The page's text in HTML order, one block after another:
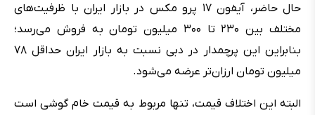
حال حاضر، آیفون ۱۷ پرو مکس در بازار ایران با ظرفیت‌های
مختلف بین ۲۳۰ تا ۳۰۰ میلیون تومان به فروش می‌رسد؛
بنابراین این پرچمدار در دبی نسبت به بازار ایران حداقل ۷۸
میلیون تومان ارزان‌تر عرضه می‌شود.
البته این اختلاف قیمت، تنها مربوط به قیمت خام گوشی است